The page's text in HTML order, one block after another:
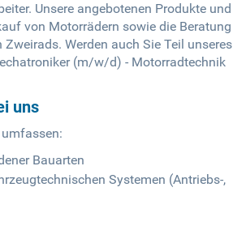
Unsere angebotenen Produkte und
von Motorrädern sowie die Beratung
Werden auch Sie Teil unseres
(m/w/d) - Motorradtechnik
uns
Bauarten
Systemen (Antriebs-,